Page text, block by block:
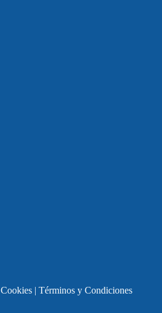
Cookies| Términos y Condiciones